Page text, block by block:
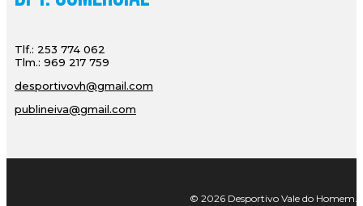
Tlf.: 253 774 062
Tlm.: 969 217 759
desportivovh@gmail.com
publineiva@gmail.com
© 2026 Desportivo Vale do Homem.